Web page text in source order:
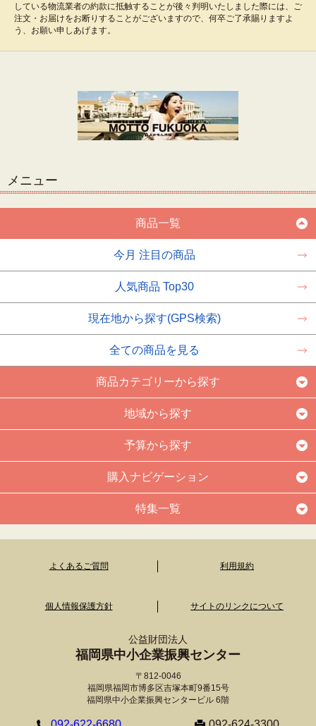
している物流業者の約款に抵触することが後々判明いたしました際には、ご
注文・お届けをお断りすることがございますので、何卒ご了承賜りますよ
う、お願い申しあげます。
メニュー
商品一覧
今月 注目の商品
人気商品 Top30
現在地から探す(GPS検索)
全ての商品を見る
商品カテゴリーから探す
地域から探す
予算から探す
購入ナビゲーション
特集一覧
よくあるご質問 利用規約
個人情報保護方針 サイトのリンクについて
公益財団法人
福岡県中小企業振興センター
〒812-0046
福岡県福岡市博多区吉塚本町9番15号
福岡県中小企業振興センタービル 6階